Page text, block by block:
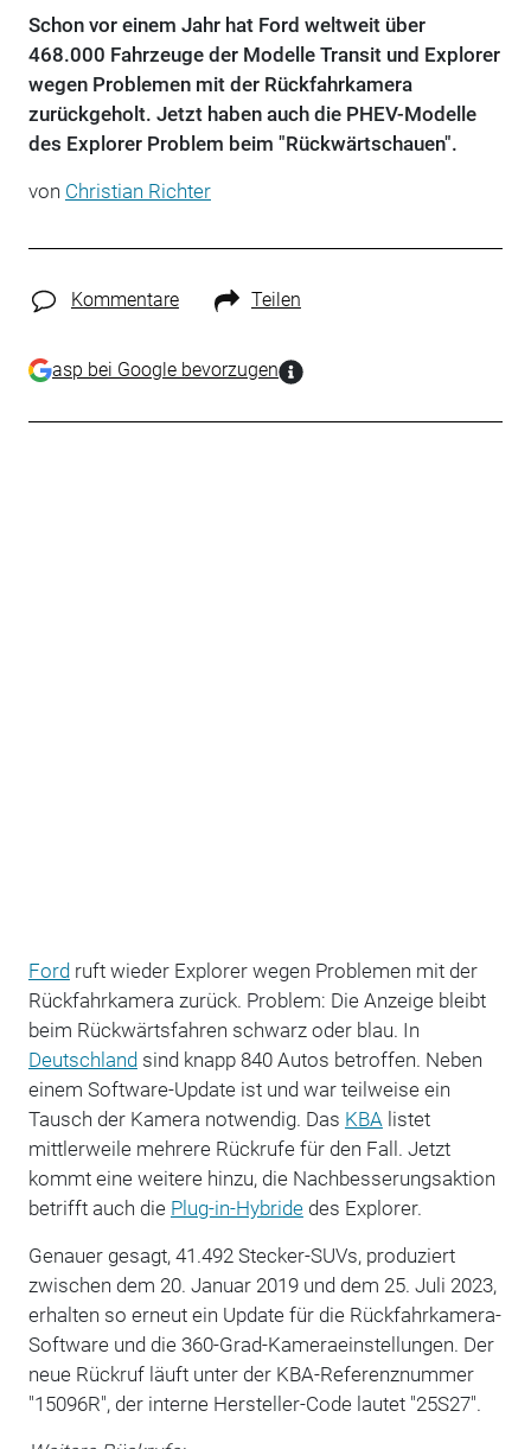
Schon vor einem Jahr hat Ford weltweit über
468.000 Fahrzeuge der Modelle Transit und Explorer
wegen Problemen mit der Rückfahrkamera
zurückgeholt. Jetzt haben auch die PHEV-Modelle
des Explorer Problem beim "Rückwärtschauen".
von Christian Richter
Kommentare Teilen
asp bei Google bevorzugen
Fordruft wieder Explorer wegen Problemen mit der
Rückfahrkamera zurück. Problem: Die Anzeige bleibt
beim Rückwärtsfahren schwarz oder blau. In
Deutschlandsind knapp 840 Autos betroffen. Neben
einem Software-Update ist und war teilweise ein
Tausch der Kamera notwendig. Das KBA listet
mittlerweile mehrere Rückrufe für den Fall. Jetzt
kommt eine weitere hinzu, die Nachbesserungsaktion
betrifft auch die Plug-in-Hybridedes Explorer.
Genauer gesagt, 41.492 Stecker-SUVs, produziert
zwischen dem 20. Januar 2019 und dem 25. Juli 2023,
erhalten so erneut ein Update für die Rückfahrkamera-
Software und die 360-Grad-Kameraeinstellungen. Der
neue Rückruf läuft unter der KBA-Referenznummer
"15096R", der interne Hersteller-Code lautet "25S27".